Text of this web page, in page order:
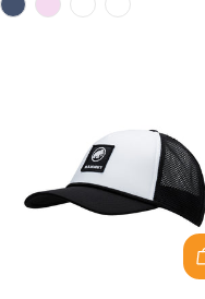
habituel